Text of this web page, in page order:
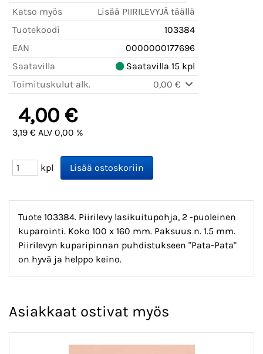
Katso myös
Lisää PIIRILEVYJÄ täällä
Tuotekoodi
103384
EAN
0000000177696
Saatavilla
Saatavilla 15 kpl
Toimituskulut alk.
0,00 €
4,00 €
3,19 € ALV 0,00 %
kpl
Tuote 103384. Piirilevy lasikuitupohja, 2 -puoleinen
kuparointi. Koko 100 x 160 mm. Paksuus n. 1.5 mm.
Piirilevyn kuparipinnan puhdistukseen "Pata-Pata"
on hyvä ja helppo keino.
Asiakkaat ostivat myös